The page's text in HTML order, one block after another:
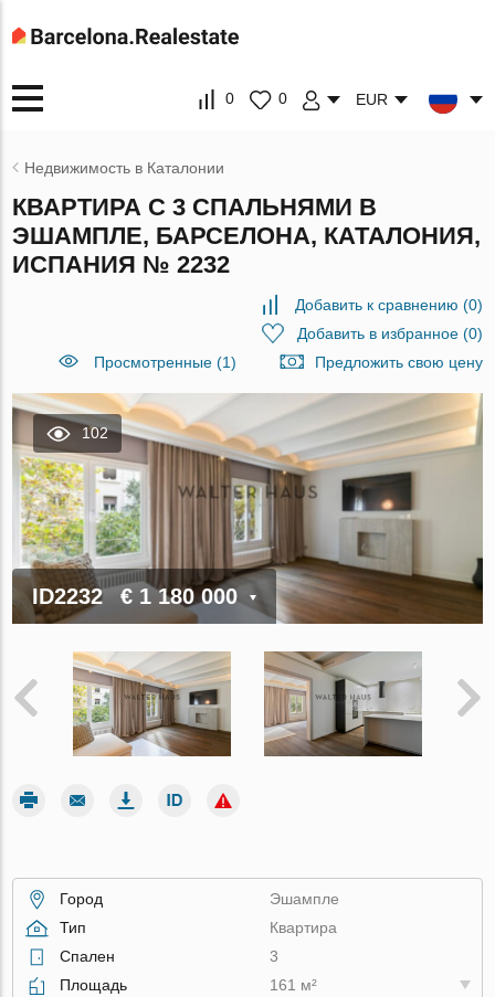
0 0 EUR
Недвижимость в Каталонии
КВАРТИРА С 3 СПАЛЬНЯМИ В
ЭШАМПЛЕ, БАРСЕЛОНА, КАТАЛОНИЯ,
ИСПАНИЯ № 2232
Добавить к сравнению (0)
Добавить в избранное(0)
Просмотренные (1)
Предложить свою цену
102
ID2232 € 1 180 000
Город
Эшампле
Тип
Квартира
Спален
3
Площадь
161 м²